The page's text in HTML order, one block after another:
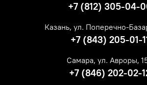
+7 (812) 305-04-
Казань, ул. Поперечно-
+7 (843) 205-01-
Самара, ул. Авроры,
+7 (846) 202-02-